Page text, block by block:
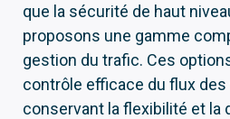
que la sécurité de haut
proposons une gamme
gestion du trafic. Ces
contrôle efficace du flux
conservant la flexibilité et la